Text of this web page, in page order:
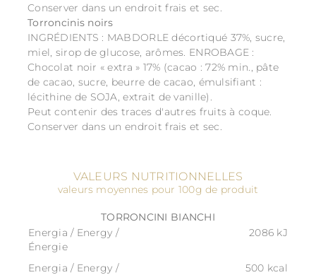
Conserver dans un endroit frais et sec.
Torroncinis noirs
INGRÉDIENTS : MABDORLE décortiqué 37%, sucre,
miel, sirop de glucose, arômes. ENROBAGE :
Chocolat noir « extra » 17% (cacao : 72% min., pâte
de cacao, sucre, beurre de cacao, émulsifiant :
lécithine de SOJA, extrait de vanille).
Peut contenir des traces d'autres fruits à coque.
Conserver dans un endroit frais et sec.
VALEURS NUTRITIONNELLES
valeurs moyennes pour 100g de produit
TORRONCINI BIANCHI
Energia / Energy /
Énergie
2086 kJ
Energia / Energy /
500 kcal